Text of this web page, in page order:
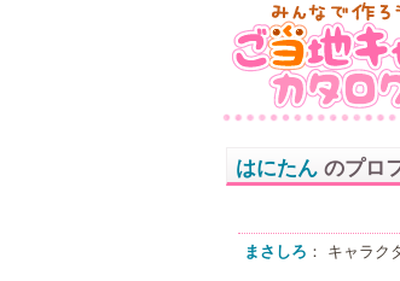
はにたん のプロ
まさしろ ： キャラク